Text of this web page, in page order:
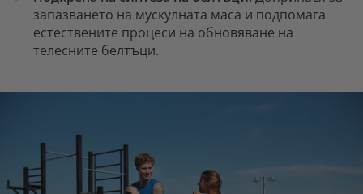
запазването на мускулната маса и подпомага
естествените процеси на обновяване на
телесните белтъци.